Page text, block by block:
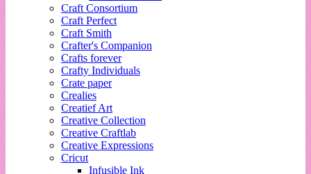
Craft Consortium
Craft Perfect
Craft Smith
Crafter's Companion
Crafts forever
Crafty Individuals
Crate paper
Crealies
Creatief Art
Creative Collection
Creative Craftlab
Creative Expressions
Cricut
Infusible Ink